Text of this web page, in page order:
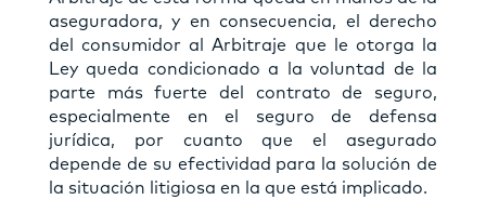
aseguradora, y en consecuencia, el derecho
del consumidor al Arbitraje que le otorga la
Ley queda condicionado a la voluntad de la
parte más fuerte del contrato de seguro,
especialmente en el seguro de defensa
jurídica, por cuanto que el asegurado
depende de su efectividad para la solución de
la situación litigiosa en la que está implicado.